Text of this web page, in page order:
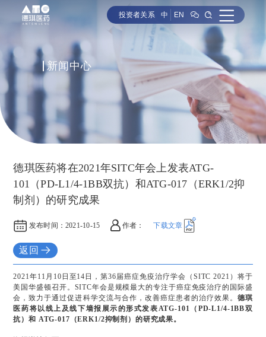
投资者关系 中 EN
新闻中心
德琪医药将在2021年SITC年会上发表ATG-
101（PD-L1/4-1BB双抗）和ATG-017（ERK1/2抑
制剂）的研究成果
发布时间： 2021-10-15 作者： 下载文章
返回
2021年11月10日至14日，第36届癌症免疫治疗学会（SITC 2021）将于
美国华盛顿召开。SITC年会是规模最大的专注于癌症免疫治疗的国际盛
会，致力于通过促进科学交流与合作，改善癌症患者的治疗效果。 德琪
医药将以线上及线下墙报展示的形式发表ATG-101（PD-L1/4-1BB双
抗）和 ATG-017（ERK1/2抑制剂）的研究成果。